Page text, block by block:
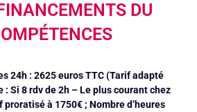
DU
24h : 2625 euros TTC(Tarif adapté
: Si 8 rdv de 2h – Le plus courant chez
à 1750€ ; Nombre d’heures